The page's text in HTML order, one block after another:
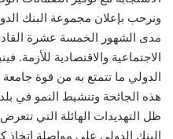
ونرحب بإعلان مجموعة البنك
مدى الشهور الخمسة عشرة
الاجتماعية والاقتصادية
الدولي ما تتمتع به من قوة جامعة
هذه الجائحة وتنشيط النمو في
ظل التهديدات الهائلة التي
البنك الدولي على مواصلة اتخاذ